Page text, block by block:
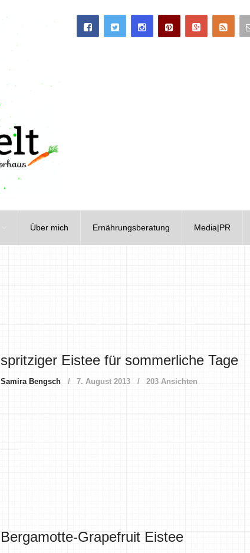
Über mich Ernährungsberatung Media|PR
spritziger Eistee für sommerliche Tage
Samira Bengsch 7. August 2013 203 Ansichten
Bergamotte-Grapefruit Eistee